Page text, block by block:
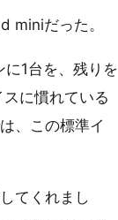
miniだった。
1台を、残りを
に慣れている
、この標準イ
てくれまし